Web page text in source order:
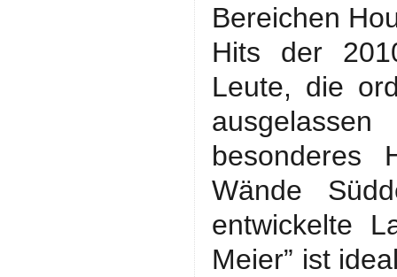
Bereichen
Hits der
Leute, die
besonderes
Wände
entwickelte
Meier” ist